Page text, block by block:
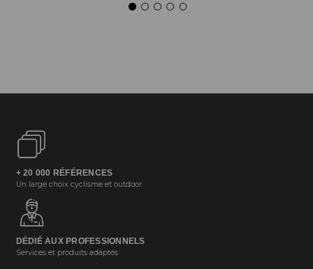
+ 20 000 RÉFÉRENCES
Un large choix cyclisme et outdoor
DÉDIÉ AUX PROFESSIONNELS
Services et produits adaptés